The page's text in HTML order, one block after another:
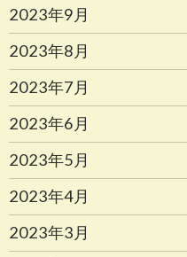
2023年9月
2023年8月
2023年7月
2023年6月
2023年5月
2023年4月
2023年3月